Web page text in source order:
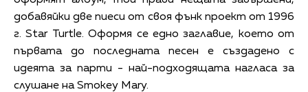
добавяйки две пиеси от своя фънк проект от 1996
г. Star Turtle. Оформя се едно заглавие, което от
първата до последната песен е създадено с
идеята за парти - най-подходящата нагласа за
слушане на Smokey Mary.